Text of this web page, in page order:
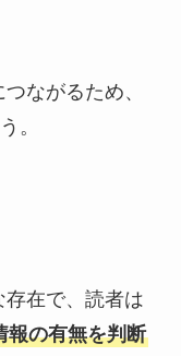
ながるため、
。
存在で、読者は
報の有無を判断